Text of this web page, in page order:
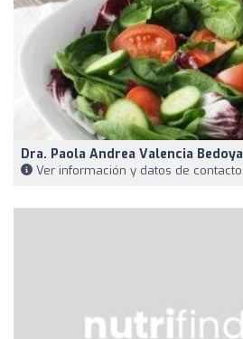
Dra. Paola Andrea Valencia
Ver información y datos de contacto